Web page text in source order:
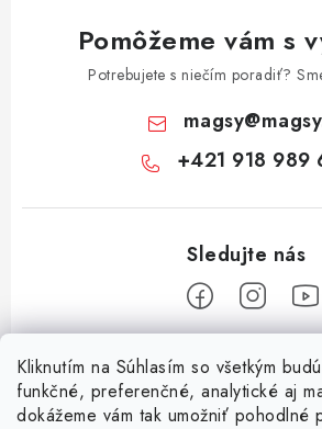
Kliknutím na Súhlasím so všetkým
funkčné, preferenčné, analytické aj
dokážeme vám tak umožniť pohodlné
Pomôžeme vám s
Potrebujete s niečím poradiť?
magsy@
+421 918 989
Informácie pre vás